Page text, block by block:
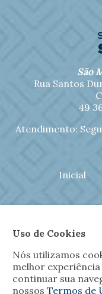
São
Rua Santos
49
Atendimento:
Inicial
Fotos
Uso de Cookies
Nós utilizamos
melhor
continuar sua
nossos Termos de